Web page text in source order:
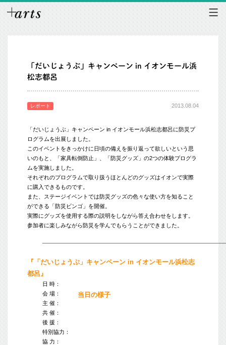
「だいじょうぶ」キャンペーン in イオンモール浜
松志都呂
レポート 2013.08.04
「だいじょうぶ」キャンペーン in イオンモール浜松志都呂に防災プ
ログラムを出展しました。
このイベントをきっかけに日頃の備えを振り返って欲しいという思
いのもと、「家具転倒防止」、「防災グッズ」の2つの体験プログラ
ムを実施しました。
それぞれのプログラムで取り扱うほとんどのグッズはイオンで実際
に購入できるものです。
また、ステージイベントでは防災グッズの色々な使い方を知ること
ができる「防災ビンゴ」を開催。
実際にグッズを使用する際の説明をしながら答え合わせをします。
参加者に楽しみながら防災を学んでもらうことができました。
『「だいじょうぶ」キャンペーン in イオンモール浜松志
都呂』
日 時：
会 場：
主 催：
共 催：
後 援：
特別協力：
協 力：
当日の様子